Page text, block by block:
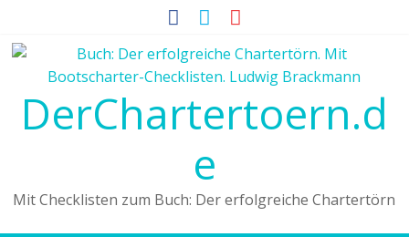
DerChartertoern.d
e
Mit Checklisten zum Buch: Der erfolgreiche Chartertörn